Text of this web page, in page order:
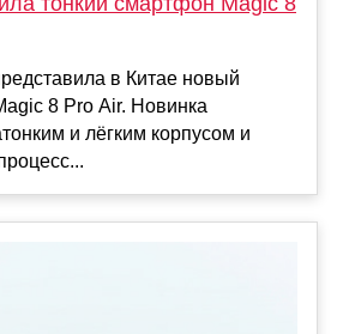
в Китае новый
8 Pro Air. Новинка
и лёгким корпусом и